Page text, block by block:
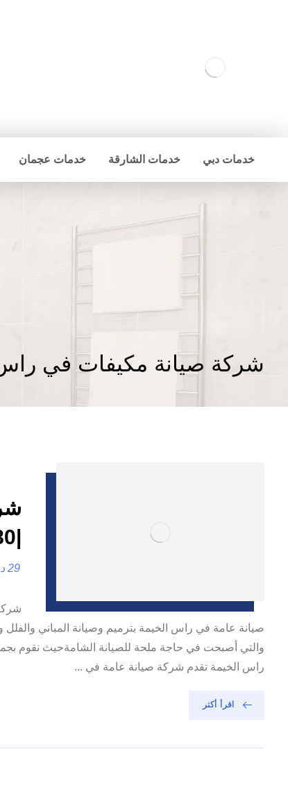
خدمات دبي خدمات الشارقة خدمات عجمان
شركة صيانة مكيفات في
|0557821580 |ترميم المنازل والفلل
29 ديسمبر، 2024
صيانة عامة في راس الخيمة بترميم وصيانة المباني
والتي أصبحت في حاجة ملحة للصيانة الشامةحيث نقوم
راس الخيمة تقدم شركة صيانة عامة في ...
اقرأ أكثر